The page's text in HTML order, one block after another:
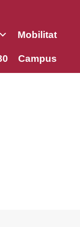
Mobilitat
Campus